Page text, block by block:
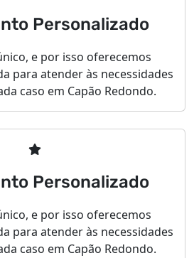
Personalizado
e por isso oferecemos
para atender às necessidades
caso em Capão Redondo.
Personalizado
e por isso oferecemos
para atender às necessidades
caso em Capão Redondo.